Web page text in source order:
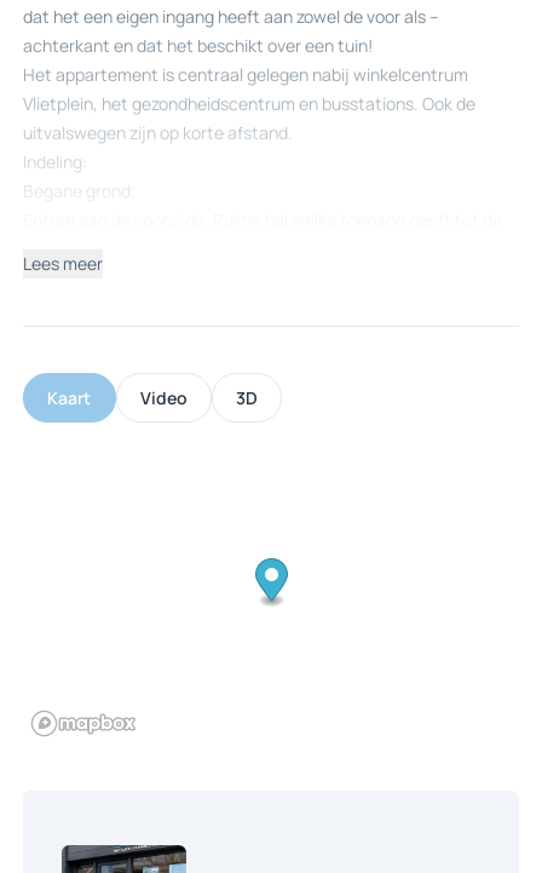
dat het een eigen ingang heeft aan zowel de voor als –
achterkant en dat het beschikt over een tuin!
Het appartement is centraal gelegen nabij winkelcentrum
Vlietplein, het gezondheidscentrum en busstations. Ook de
uitvalswegen zijn op korte afstand.
Indeling:
Begane grond;
woonkamer. De logeerkamer is voorzien van een vaste
raampartijen. De kamer is extra ruim doordat de voormalige
slaapkamer bij de woonkamer is getrokken. Middels de schuifpui
– Bijdrage voor de VVE is € 138,41 per maand (dit is lager dan de
bovenwoningen doordat er geen gebruik wordt gemaakt van de
Lees meer
Kaart Video 3D